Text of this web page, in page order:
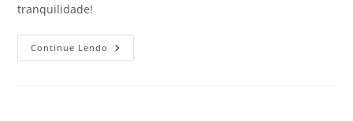
tranquilidade!
Continue Lendo Hotéis
Maravilhosos